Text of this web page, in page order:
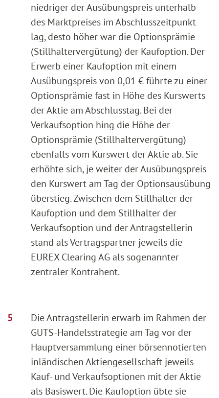
niedriger der Ausübungspreis unterhalb
des Marktpreises im Abschlusszeitpunkt
lag, desto höher war die Optionsprämie
(Stillhaltervergütung) der Kaufoption. Der
Erwerb einer Kaufoption mit einem
Ausübungspreis von 0,01 € führte zu einer
Optionsprämie fast in Höhe des Kurswerts
der Aktie am Abschlusstag. Bei der
Verkaufsoption hing die Höhe der
Optionsprämie (Stillhaltervergütung)
ebenfalls vom Kurswert der Aktie ab. Sie
erhöhte sich, je weiter der Ausübungspreis
den Kurswert am Tag der Optionsausübung
überstieg. Zwischen dem Stillhalter der
Kaufoption und dem Stillhalter der
Verkaufsoption und der Antragstellerin
stand als Vertragspartner jeweils die
EUREX Clearing AG als sogenannter
zentraler Kontrahent.
Die Antragstellerin erwarb im Rahmen der
GUTS-Handelsstrategie am Tag vor der
Hauptversammlung einer börsennotierten
inländischen Aktiengesellschaft jeweils
Kauf- und Verkaufsoptionen mit der Aktie
als Basiswert. Die Kaufoption übte sie